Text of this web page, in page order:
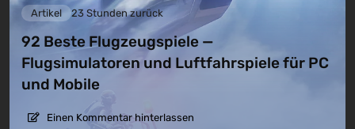
Artikel 23 Stunden zurück
92 Beste Flugzeugspiele —
Flugsimulatoren und Luftfahrspiele für PC
und Mobile
Einen Kommentar hinterlassen